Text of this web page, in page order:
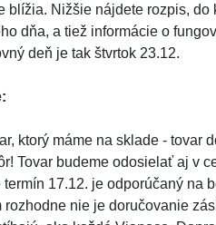
blížia. Nižšie nájdete rozpis,
dňa, a tiež informácie o
deň je tak štvrtok 23.12.
ktorý máme na sklade - tovar
Tovar budeme odosielať aj v
17.12. je odporúčaný na
rozhodne nie je doručovanie